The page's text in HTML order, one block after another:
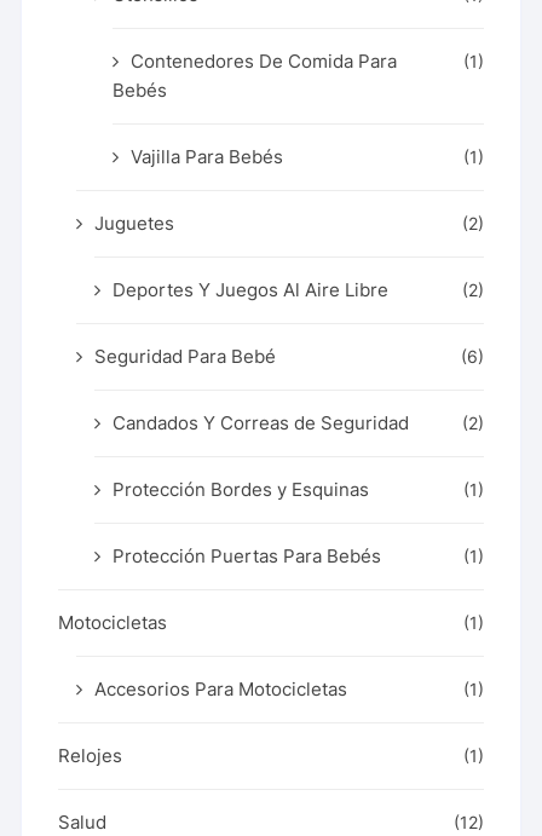
Contenedores De Comida Para
Bebés
(1)
Vajilla Para Bebés (1)
Juguetes (2)
Deportes Y Juegos Al Aire Libre (2)
Seguridad Para Bebé (6)
Candados Y Correas de Seguridad (2)
Protección Bordes y Esquinas (1)
Protección Puertas Para Bebés (1)
Motocicletas (1)
Accesorios Para Motocicletas (1)
Relojes (1)
Salud (12)